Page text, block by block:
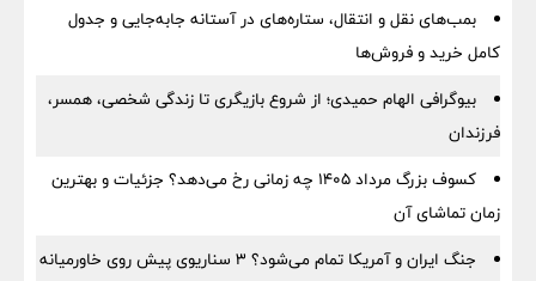
بمب‌های نقل و انتقال، ستاره‌های در آستانه جابه‌جایی و جدول
کامل خرید و فروش‌ها
بیوگرافی الهام حمیدی؛ از شروع بازیگری تا زندگی شخصی، همسر،
فرزندان
کسوف بزرگ مرداد ۱۴۰۵ چه زمانی رخ می‌دهد؟ جزئیات و بهترین
زمان تماشای آن
جنگ ایران و آمریکا تمام می‌شود؟ ۳ سناریوی پیش روی خاورمیانه